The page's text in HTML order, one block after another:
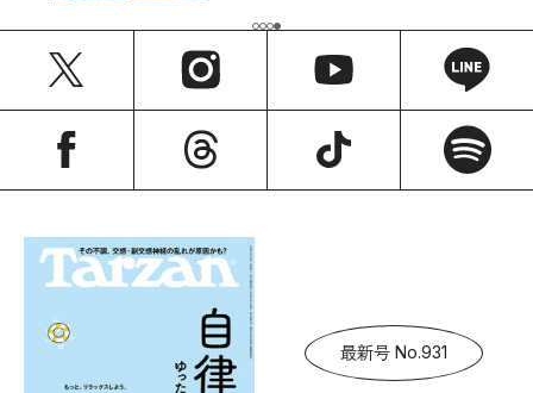
最新号 No.931